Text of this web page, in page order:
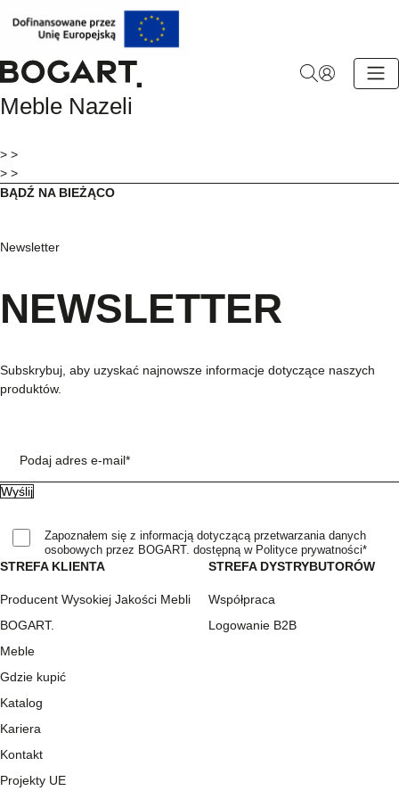
BOGART.
-
główna
Meble Nazeli
> >
> >
STREFA KLIENTA
Producent Wysokiej Jakości Mebli
BOGART.
Meble
Gdzie kupić
Katalog
Kariera
Kontakt
Projekty UE
STREFA DYSTRYBUTORÓW
Współpraca
Logowanie B2B
BĄDŹ NA BIEŻĄCO
Newsletter
NEWSLETTER
Subskrybuj, aby uzyskać najnowsze informacje dotyczące naszych
produktów.
Podaj adres e-mail*
Zapoznałem się z informacją dotyczącą przetwarzania danych
osobowych przez BOGART. dostępną w Polityce prywatności*